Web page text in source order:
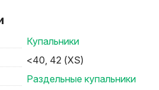
Купальники
<40, 42 (XS)
Раздельные купальники